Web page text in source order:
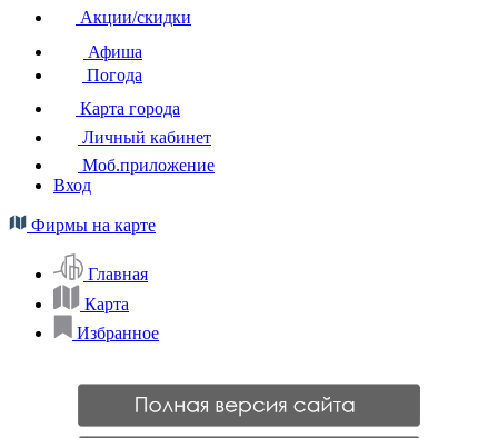
Акции/скидки
Афиша
Погода
Карта города
Личный кабинет
Моб.приложение
Вход
Фирмы на карте
Главная
Карта
Избранное